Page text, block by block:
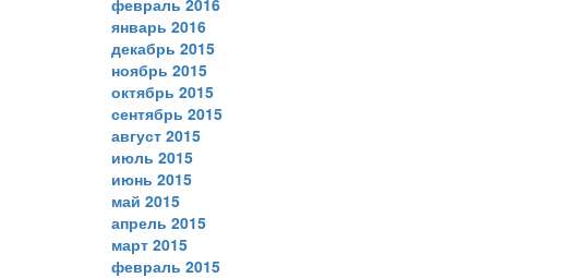
февраль 2016
январь 2016
декабрь 2015
ноябрь 2015
октябрь 2015
сентябрь 2015
август 2015
июль 2015
июнь 2015
май 2015
апрель 2015
март 2015
февраль 2015